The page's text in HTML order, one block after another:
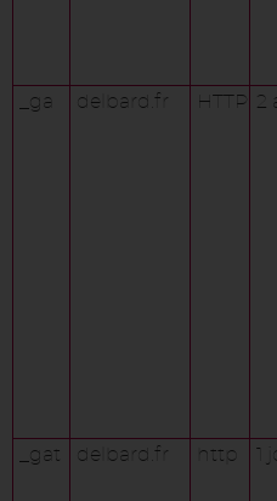
_ga
delbard.fr HTTP 2
_gat delbard.fr http 1